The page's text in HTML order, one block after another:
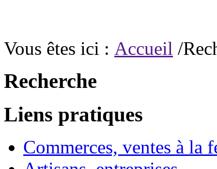
Vous êtes ici : Accueil /
Recherche
Liens pratiques
Commerces, ventes à la